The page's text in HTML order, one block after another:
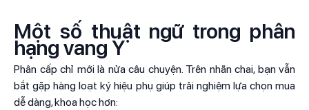
Một số thuật ngữ trong phân
hạng vang Ý
Phân cấp chỉ mới là nửa câu chuyện. Trên nhãn chai, bạn vẫn
bắt gặp hàng loạt ký hiệu phụ giúp trải nghiệm lựa chọn mua
dễ dàng, khoa học hơn: